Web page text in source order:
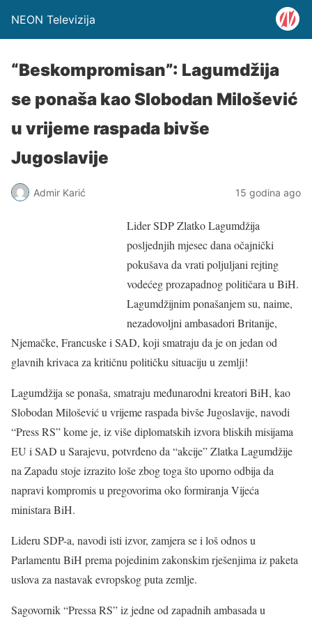
NEON Televizija
“Beskompromisan”: Lagumdžija
se ponaša kao Slobodan Milošević
u vrijeme raspada bivše
Jugoslavije
Admir Karić 15 godina ago
Lider SDP Zlatko Lagumdžija
posljednjih mjesec dana očajnički
pokušava da vrati poljuljani rejting
vodećeg prozapadnog političara u BiH.
Lagumdžijnim ponašanjem su, naime,
nezadovoljni ambasadori Britanije,
Njemačke, Francuske i SAD, koji smatraju da je on jedan od
glavnih krivaca za kritičnu političku situaciju u zemlji!
Lagumdžija se ponaša, smatraju međunarodni kreatori BiH, kao
Slobodan Milošević u vrijeme raspada bivše Jugoslavije, navodi
“Press RS” kome je, iz više diplomatskih izvora bliskih misijama
EU i SAD u Sarajevu, potvrđeno da “akcije” Zlatka Lagumdžije
na Zapadu stoje izrazito loše zbog toga što uporno odbija da
napravi kompromis u pregovorima oko formiranja Vijeća
ministara BiH.
Lideru SDP-a, navodi isti izvor, zamjera se i loš odnos u
Parlamentu BiH prema pojedinim zakonskim rješenjima iz paketa
uslova za nastavak evropskog puta zemlje.
Sagovornik “Pressa RS” iz jedne od zapadnih ambasada u